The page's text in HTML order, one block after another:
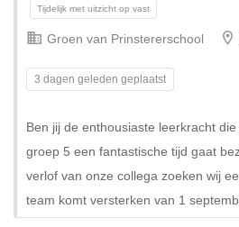
Tijdelijk met uitzicht op vast
Groen van Prinstererschool
3 dagen geleden geplaatst
Ben jij de enthousiaste leerkracht
groep 5 een fantastische tijd gaat
verlof van onze collega zoeken wij
team komt versterken van 1